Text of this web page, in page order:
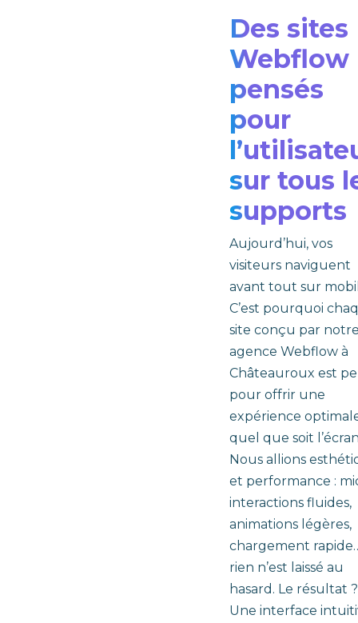
Des sites
Webflow
pensés
pour
sur tous
supports
Aujourd’hui, vos
visiteurs naviguent
avant tout sur
C’est pourquoi
site conçu par
agence Webflow à
Châteauroux est
pour offrir une
expérience
quel que soit
Nous allions
et performance :
interactions fluides,
animations légères,
chargement
rien n’est laissé au
hasard. Le résultat ?
Une interface